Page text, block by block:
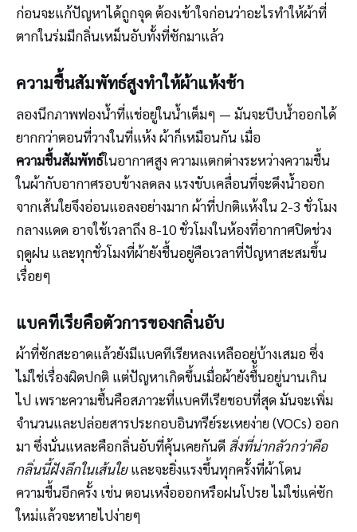
ก่อนจะแก้ปัญหาได้ถูกจุด ต้องเข้าใจก่อนว่าอะไรทำให้ผ้าที่
ตากในร่มมีกลิ่นเหม็นอับทั้งที่ซักมาแล้ว
ความชื้นสัมพัทธ์สูงทำให้ผ้าแห้งช้า
ลองนึกภาพฟองน้ำที่แช่อยู่ในน้ำเต็มๆ — มันจะบีบน้ำออกได้
ยากกว่าตอนที่วางในที่แห้ง ผ้าก็เหมือนกัน เมื่อ
ความชื้นสัมพัทธ์ในอากาศสูง ความแตกต่างระหว่างความชื้น
ในผ้ากับอากาศรอบข้างลดลง แรงขับเคลื่อนที่จะดึงน้ำออก
จากเส้นใยจึงอ่อนแอลงอย่างมาก ผ้าที่ปกติแห้งใน 2-3 ชั่วโมง
กลางแดด อาจใช้เวลาถึง 8-10 ชั่วโมงในห้องที่อากาศปิดช่วง
ฤดูฝน และทุกชั่วโมงที่ผ้ายังชื้นอยู่คือเวลาที่ปัญหาสะสมขึ้น
เรื่อยๆ
แบคทีเรียคือตัวการของกลิ่นอับ
ผ้าที่ซักสะอาดแล้วยังมีแบคทีเรียหลงเหลืออยู่บ้างเสมอ ซึ่ง
ไม่ใช่เรื่องผิดปกติ แต่ปัญหาเกิดขึ้นเมื่อผ้ายังชื้นอยู่นานเกิน
ไป เพราะความชื้นคือสภาวะที่แบคทีเรียชอบที่สุด มันจะเพิ่ม
จำนวนและปล่อยสารประกอบอินทรีย์ระเหยง่าย (VOCs) ออก
มา ซึ่งนั่นแหละคือกลิ่นอับที่คุ้นเคยกันดี สิ่งที่น่ากลัวกว่าคือ
กลิ่นนี้ฝังลึกในเส้นใยและจะยิ่งแรงขึ้นทุกครั้งที่ผ้าโดน
ความชื้นอีกครั้ง เช่น ตอนเหงื่อออกหรือฝนโปรย ไม่ใช่แค่ซัก
ใหม่แล้วจะหายไปง่ายๆ